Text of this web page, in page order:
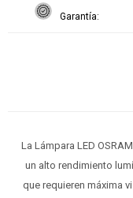
Garantía
La Lámpara LED
un alto rendimiento
que requieren máxima